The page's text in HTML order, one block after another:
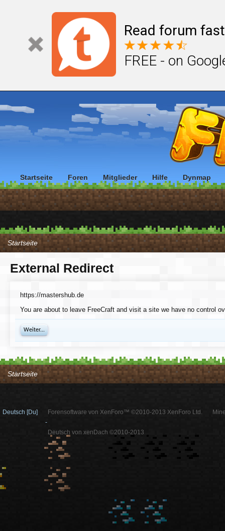
Read forum
FREE - on
Startseite
External Redirect
https://mastershub.de
You are about to leave FreeCraft and visit a site we have no control
Weiter...
Startseite
Startseite Foren Mitglieder Hilfe Dynmap
Deutsch [Du]
Forensoftware von XenForo™ ©2010-2013 XenForo Ltd.
-
Deutsch von xenDach ©2010-2013